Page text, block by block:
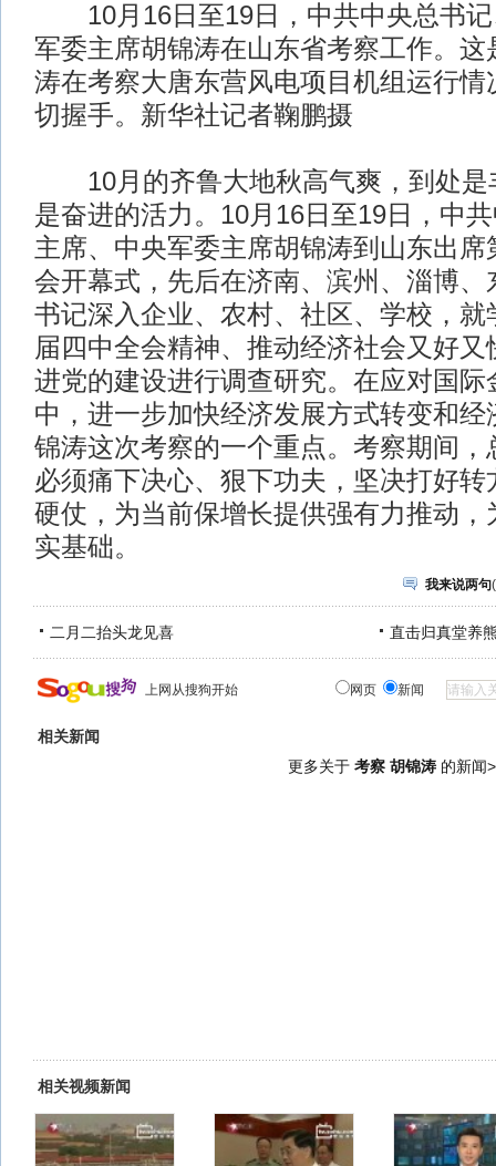
10月16日至19日，中共中央总书记
军委主席胡锦涛在山东省考察工作。这
涛在考察大唐东营风电项目机组运行情
切握手。新华社记者鞠鹏摄
10月的齐鲁大地秋高气爽，到处是
是奋进的活力。10月16日至19日，中
主席、中央军委主席胡锦涛到山东出席
会开幕式，先后在济南、滨州、淄博、
书记深入企业、农村、社区、学校，就
届四中全会精神、推动经济社会又好
进党的建设进行调查研究。在应对国际
中，进一步加快经济发展方式转变和经
锦涛这次考察的一个重点。考察期间，
必须痛下决心、狠下功夫，坚决打好
硬仗，为当前保增长提供强有力推动，
实基础。
我来说两句(
二月二抬头龙见喜 直击归真堂养
上网从搜狗开始 网页 新闻
相关新闻
更多关于 考察 胡锦涛的新闻
相关视频新闻